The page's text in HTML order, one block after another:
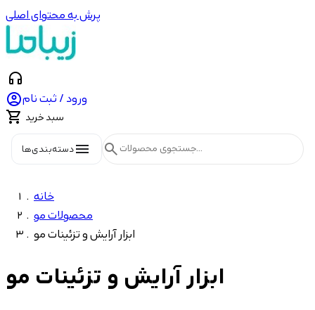
پرش به محتوای اصلی
headphones
ورود / ثبت نام
 سبد خرید
menuدسته‌بندی‌ها search
خانه
محصولات مو
ابزار آرایش و تزئینات مو
ابزار آرایش و تزئینات مو